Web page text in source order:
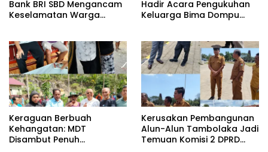
Bank BRI SBD Mengancam
Keselamatan Warga
Perhubungan dan
Satlantas Didesak
Bertindak Tegas!
Hadir Acara Pengukuhan
Keluarga Bima Dompu
Gedung Fortuna
Radamata.
Keraguan Berbuah
Kehangatan: MDT
Disambut Penuh
Kerusakan Pembangunan
Alun-Alun Tambolaka Jadi
Temuan Komisi 2 DPRD